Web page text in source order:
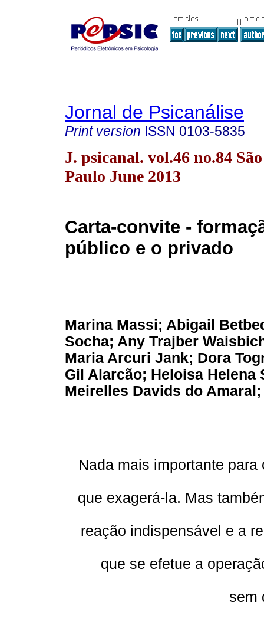
Jornal de Psicanálise
Print version ISSN 0103-5835
J. psicanal. vol.46 no.84 São
Paulo June 2013
Carta-convite -
público e o privado
Marina Massi; Abigail
Socha; Any Trajber
Maria Arcuri Jank; Dora
Gil Alarcão; Heloisa
Meirelles Davids do
Nada mais importante
que exagerá-la. Mas
reação indispensável e a
que se efetue a
sem